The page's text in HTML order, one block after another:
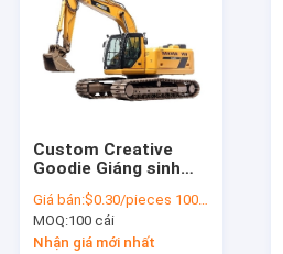
Custom Creative
Goodie Giáng sinh
logo của riêng bạn
cho Xmas Party
trang trí
Giá bán:$0.30/pieces 100-1999 pieces
MOQ:100 cái
Nhận giá mới nhất